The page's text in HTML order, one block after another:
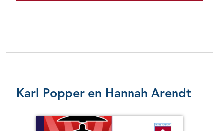
Karl Popper en Hannah Arendt